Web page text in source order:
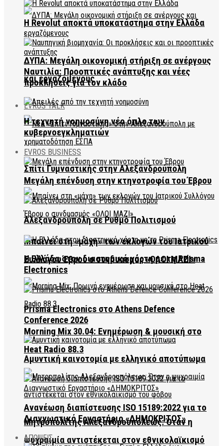
ΔΥΠΑ: Μεγάλη οικονομική στήριξη σε ανέργους
και εργαζόμενους
EVROS TALK
Σπίτι Γυμναστικής στην Αλεξανδρούπολη
Μπαίνει στη «μάχη» των εκλογών του Ιατρικού
Συλλόγου Έβρου ο συνδυασμός «ΟΛΟΙ ΜΑΖΙ»
Morning Mix 30.04: Ενημέρωση & μουσική στο
Heat Radio 88.3
Μητροπολίτης Αλεξανδρουπόλεως: Όταν η
ψυχραιμία αντιστέκεται στον εθνικολαϊκισμό
Η Revolut αποκτά υποκατάστημα στην Ελλάδα
Ναυτιλία: Προοπτικές ανάπτυξης και νέες
προκλήσεις για τον κλάδο
Η τεχνητή νοημοσύνη νέο όπλο των
κυβερνοεγκληματιών
EVROS BUSINESS
Μεγάλη επένδυση στην κτηνοτροφία του Έβρου
Αλεξανδρούπολη σε Ρυθμό Πολιτισμού
Η Ελλάδα στον διαστημικό χάρτη με τη Prisma
Electronics
Prisma Electronics στο Athens Defence
Conference 2026
Αμυντική καινοτομία με ελληνικό αποτύπωμα
Ανανέωση διαπίστευσης ISO 15189:2022 για το
Διαγνωστικό Εργαστήριο «ΔΗΜΟΚΡΙΤΟΣ»
ΑΠΟΨΕΙΣ